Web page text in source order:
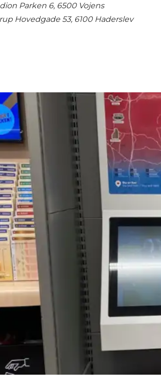
Parken 6, 6500 Vojens
Hovedgade 53, 6100 Haderslev